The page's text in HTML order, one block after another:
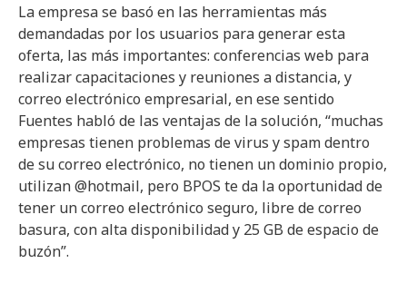
La empresa se basó en las herramientas más
demandadas por los usuarios para generar esta
oferta, las más importantes: conferencias web para
realizar capacitaciones y reuniones a distancia, y
correo electrónico empresarial, en ese sentido
Fuentes habló de las ventajas de la solución, “muchas
empresas tienen problemas de virus y spam dentro
de su correo electrónico, no tienen un dominio propio,
utilizan @hotmail, pero BPOS te da la oportunidad de
tener un correo electrónico seguro, libre de correo
basura, con alta disponibilidad y 25 GB de espacio de
buzón”.